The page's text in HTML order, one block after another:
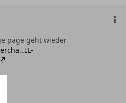
page geht wieder